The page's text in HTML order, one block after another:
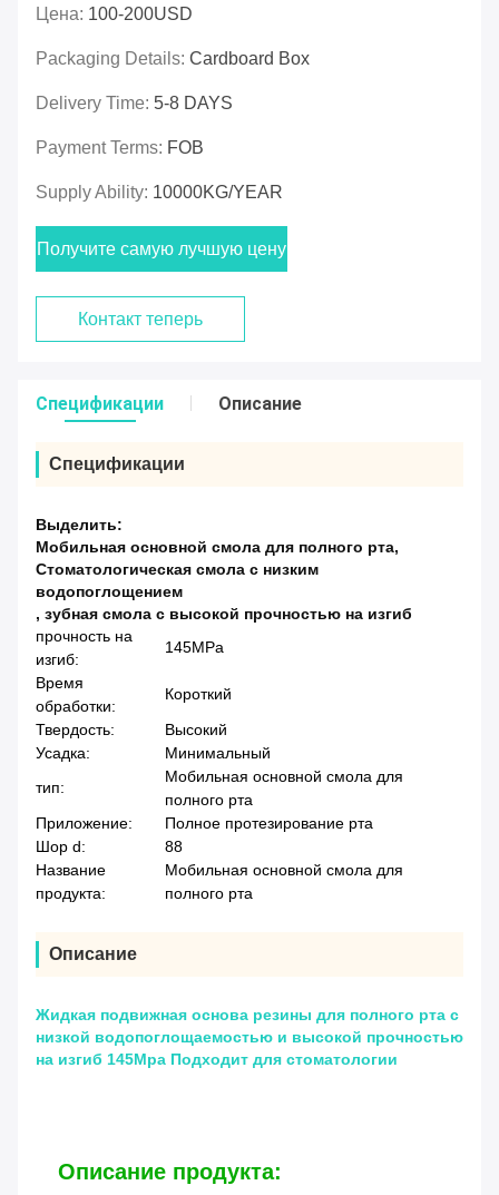
Цена: 100-200USD
Packaging Details: Cardboard Box
Delivery Time: 5-8 DAYS
Payment Terms: FOB
Supply Ability: 10000KG/YEAR
Получите самую лучшую цену
Контакт теперь
Спецификации Описание
Спецификации
Выделить:
Мобильная основной смола для полного рта,
Стоматологическая смола с низким
водопоглощением
, зубная смола с высокой прочностью на изгиб
прочность на
изгиб:
145MPa
Время
обработки:
Короткий
Твердость:
Высокий
Усадка:
Минимальный
тип:
Мобильная основной смола для
полного рта
Приложение:
Полное протезирование рта
Шор d:
88
Название
продукта:
Мобильная основной смола для
полного рта
Описание
Жидкая подвижная основа резины для полного рта с
низкой водопоглощаемостью и высокой прочностью
на изгиб 145Mpa Подходит для стоматологии
Описание продукта: